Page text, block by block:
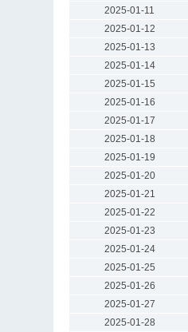
2025-01-11
2025-01-12
2025-01-13
2025-01-14
2025-01-15
2025-01-16
2025-01-17
2025-01-18
2025-01-19
2025-01-20
2025-01-21
2025-01-22
2025-01-23
2025-01-24
2025-01-25
2025-01-26
2025-01-27
2025-01-28